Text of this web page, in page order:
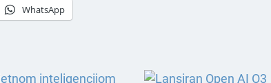
WhatsApp